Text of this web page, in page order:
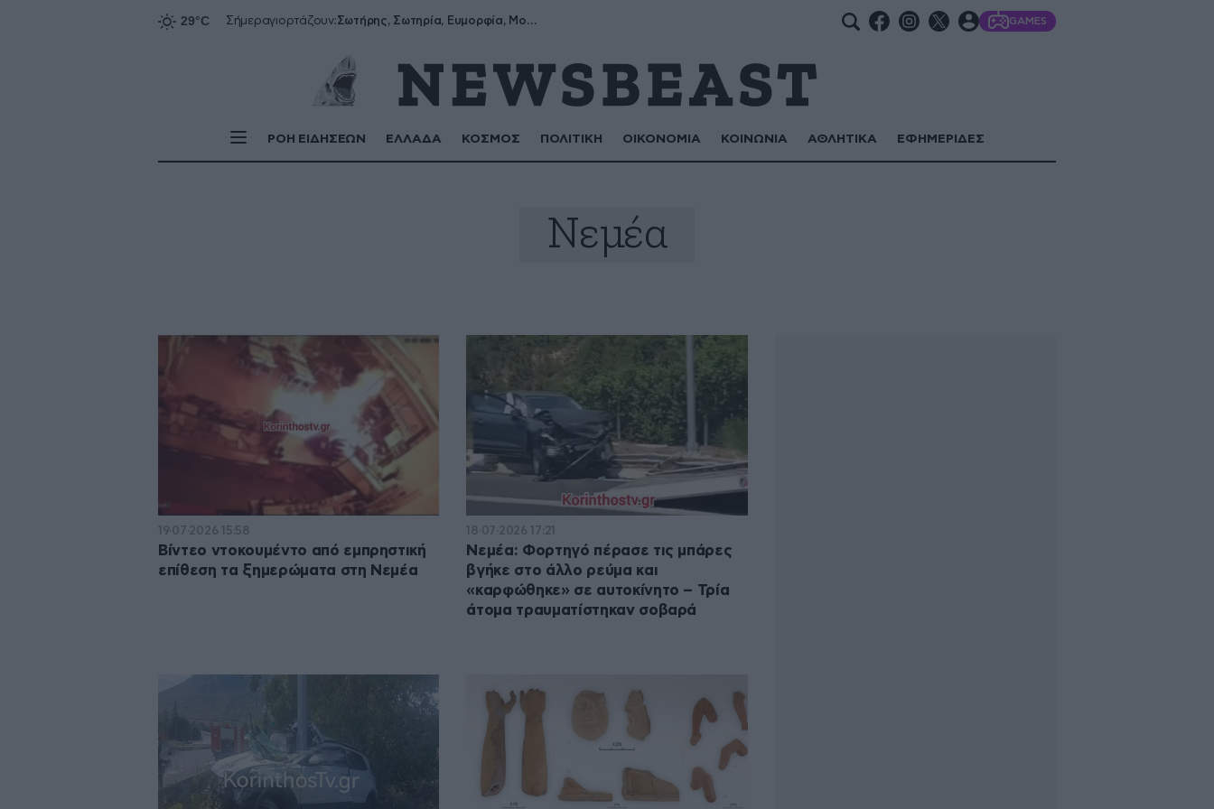
Σήμεραγιορτάζουν: Σωτήρης, Σωτηρία, Ευμορφία, Μορφούλα GAMES
ΡΟΗ ΕΙΔΗΣΕΩΝ ΕΛΛΑΔΑ ΚΟΣΜΟΣ ΠΟΛΙΤΙΚΗ ΟΙΚΟΝΟΜΙΑ ΚΟΙΝΩΝΙΑ ΑΘΛΗΤΙΚΑ ΕΦΗΜΕΡΙΔΕΣ
Νεμέα
19·07·2026 15:58
Βίντεο ντοκουμέντο από εμπρηστική
επίθεση τα ξημερώματα στη Νεμέα
18·07·2026 17:21
Νεμέα: Φορτηγό πέρασε τις μπάρες
βγήκε στο άλλο ρεύμα και
«καρφώθηκε» σε αυτοκίνητο – Τρία
άτομα τραυματίστηκαν σοβαρά